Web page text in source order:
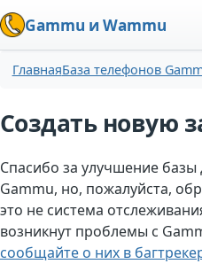
Gammu и Wammu
ГлавнаяБаза телефонов
Создать новую
Спасибо за улучшение
Gammu, но, пожалуйста,
это не система
возникнут проблемы с
сообщайте о них в